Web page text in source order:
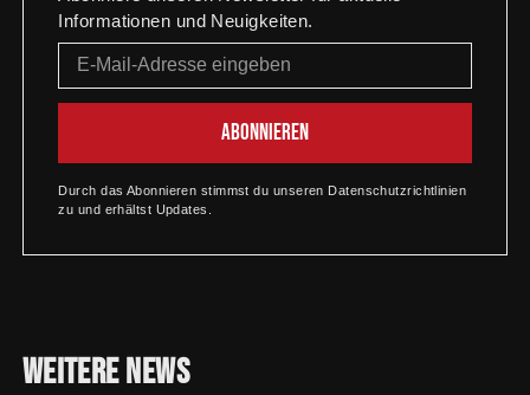
Informationen und Neuigkeiten.
Durch das Abonnieren stimmst du unseren Datenschutzrichtlinien
zu und erhältst Updates.
WeitereNews